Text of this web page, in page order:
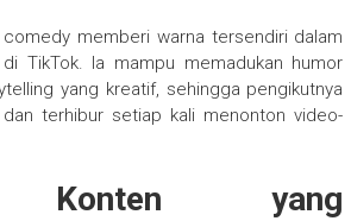
memberi warna tersendiri dalam
TikTok. Ia mampu memadukan humor
yang kreatif, sehingga pengikutnya
terhibur setiap kali menonton video-
Konten yang